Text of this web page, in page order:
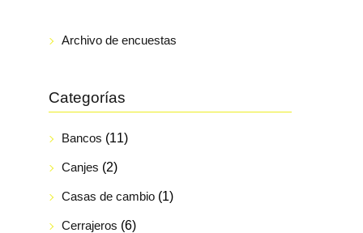
Archivo de encuestas
Categorías
Bancos (11)
Canjes (2)
Casas de cambio(1)
Cerrajeros (6)